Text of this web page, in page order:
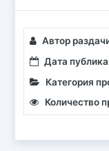
Автор
Дата
Категория
Количество